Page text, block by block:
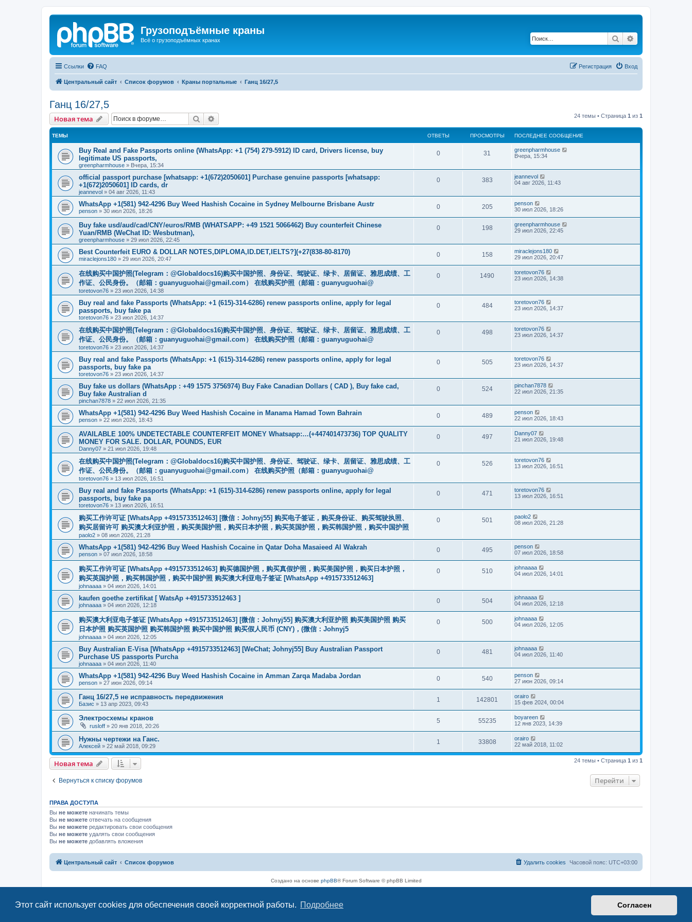
Этот сайт использует cookies для обеспечения своей корректной работы. Подробнее Согласен
Грузоподъёмные краны
Всё о грузоподъёмных кранах Поиск
Ссылки FAQ Вход
Регистрация
Центральный сайт Список форумов Краны портальные Ганц 16/27,5
Ганц 16/27,5
Новая тема Поиск 24 темы • Страница 1 из 1
ТЕМЫ ОТВЕТЫ ПРОСМОТРЫ ПОСЛЕДНЕЕ СООБЩЕНИЕ
Buy Real and Fake Passports online (WhatsApp: +1 (754) 279-5912) ID card, Drivers license, buy
legitimate US passports,
greenpharmhouse » Вчера, 15:34
0 31
greenpharmhouse
Вчера, 15:34
official passport purchase [whatsapp: +1(672)2050601] Purchase genuine passports [whatsapp:
+1(672)2050601] ID cards, dr
jeannevol » 04 авг 2026, 11:43
0 383
jeannevol
04 авг 2026, 11:43
WhatsApp +1(581) 942-4296 Buy Weed Hashish Cocaine in Sydney Melbourne Brisbane Austr
penson » 30 июл 2026, 18:26
0 205
penson
30 июл 2026, 18:26
Buy fake usd/aud/cad/CNY/euros/RMB (WHATSAPP: +49 1521 5066462) Buy counterfeit Chinese
Yuan/RMB (WeChat ID: Wesbutman),
greenpharmhouse » 29 июл 2026, 22:45
0 198
greenpharmhouse
29 июл 2026, 22:45
Best Counterfeit EURO & DOLLAR NOTES,DIPLOMA,ID.DET,IELTS?](+27(838-80-8170)
miraclejons180 » 29 июл 2026, 20:47
0 158
miraclejons180
29 июл 2026, 20:47
在线购买中国护照(Telegram：@Globaldocs16)购买中国护照、身份证、驾驶证、绿卡、居留证、雅思成绩、工
作证、公民身份。（邮箱： guanyuguohai@gmail.com ） 在线购买护照（邮箱：guanyuguohai@
toretovon76 » 23 июл 2026, 14:38
0 1490
toretovon76
23 июл 2026, 14:38
Buy real and fake Passports (WhatsApp: +1 (615)-314-6286) renew passports online, apply for legal
passports, buy fake pa
toretovon76 » 23 июл 2026, 14:37
0 484
toretovon76
23 июл 2026, 14:37
在线购买中国护照(Telegram：@Globaldocs16)购买中国护照、身份证、驾驶证、绿卡、居留证、雅思成绩、工
作证、公民身份。（邮箱： guanyuguohai@gmail.com ） 在线购买护照（邮箱：guanyuguohai@
toretovon76 » 23 июл 2026, 14:37
0 498
toretovon76
23 июл 2026, 14:37
Buy real and fake Passports (WhatsApp: +1 (615)-314-6286) renew passports online, apply for legal
passports, buy fake pa
toretovon76 » 23 июл 2026, 14:37
0 505
toretovon76
23 июл 2026, 14:37
Buy fake us dollars (WhatsApp : +49 1575 3756974) Buy Fake Canadian Dollars ( CAD ), Buy fake cad,
Buy fake Australian d
pinchan7878 » 22 июл 2026, 21:35
0 524
pinchan7878
22 июл 2026, 21:35
WhatsApp +1(581) 942-4296 Buy Weed Hashish Cocaine in Manama Hamad Town Bahrain
penson » 22 июл 2026, 18:43
0 489
penson
22 июл 2026, 18:43
AVAILABLE 100% UNDETECTABLE COUNTERFEIT MONEY Whatsapp:…(+447401473736) TOP QUALITY
MONEY FOR SALE. DOLLAR, POUNDS, EUR
Danny07 » 21 июл 2026, 19:48
0 497
Danny07
21 июл 2026, 19:48
在线购买中国护照(Telegram：@Globaldocs16)购买中国护照、身份证、驾驶证、绿卡、居留证、雅思成绩、工
作证、公民身份。（邮箱： guanyuguohai@gmail.com ） 在线购买护照（邮箱：guanyuguohai@
toretovon76 » 13 июл 2026, 16:51
0 526
toretovon76
13 июл 2026, 16:51
Buy real and fake Passports (WhatsApp: +1 (615)-314-6286) renew passports online, apply for legal
passports, buy fake pa
toretovon76 » 13 июл 2026, 16:51
0 471
toretovon76
13 июл 2026, 16:51
购买工作许可证 [WhatsApp +4915733512463] [微信：Johnyj55] 购买电子签证，购买身份证、购买驾驶执照、
购买居留许可 购买澳大利亚护照，购买美国护照，购买日本护照，购买英国护照，购买韩国护照，购买中国护照
paolo2 » 08 июл 2026, 21:28
0 501
paolo2
08 июл 2026, 21:28
WhatsApp +1(581) 942-4296 Buy Weed Hashish Cocaine in Qatar Doha Masaieed Al Wakrah
penson » 07 июл 2026, 18:58
0 495
penson
07 июл 2026, 18:58
购买工作许可证 [WhatsApp +4915733512463] 购买德国护照，购买真假护照，购买美国护照，购买日本护照，
购买英国护照，购买韩国护照，购买中国护照 购买澳大利亚电子签证 [WhatsApp +4915733512463]
johnaaaa » 04 июл 2026, 14:01
0 510
johnaaaa
04 июл 2026, 14:01
kaufen goethe zertifikat [ WatsAp +4915733512463 ]
johnaaaa » 04 июл 2026, 12:18
0 504
johnaaaa
04 июл 2026, 12:18
购买澳大利亚电子签证 [WhatsApp +4915733512463] [微信：Johnyj55] 购买澳大利亚护照 购买美国护照 购买
日本护照 购买英国护照 购买韩国护照 购买中国护照 购买假人民币 (CNY)，(微信：Johnyj5
johnaaaa » 04 июл 2026, 12:05
0 500
johnaaaa
04 июл 2026, 12:05
Buy Australian E-Visa [WhatsApp +4915733512463] [WeChat; Johnyj55] Buy Australian Passport
Purchase US passports Purcha
johnaaaa » 04 июл 2026, 11:40
0 481
johnaaaa
04 июл 2026, 11:40
WhatsApp +1(581) 942-4296 Buy Weed Hashish Cocaine in Amman Zarqa Madaba Jordan
penson » 27 июн 2026, 09:14
0 540
penson
27 июн 2026, 09:14
Ганц 16/27,5 не исправность передвижения
Базис » 13 апр 2023, 09:43
1 142801
orairo
15 фев 2024, 00:04
Электросхемы кранов
rusloff » 20 янв 2018, 20:26
5 55235
boyareen
12 янв 2023, 14:39
Нужны чертежи на Ганс.
Алексей » 22 май 2018, 09:29
1 33808
orairo
22 май 2018, 11:02
Новая тема 24 темы • Страница 1 из 1
Вернуться к списку форумов Перейти
ПРАВА ДОСТУПА
Вы не можете начинать темы
Вы не можете отвечать на сообщения
Вы не можете редактировать свои сообщения
Вы не можете удалять свои сообщения
Вы не можете добавлять вложения
Центральный сайт Список форумов Часовой пояс: UTC+03:00
Удалить cookies
Создано на основе phpBB® Forum Software © phpBB Limited